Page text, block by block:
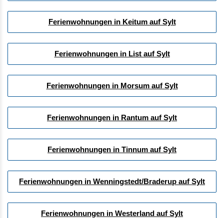
Ferienwohnungen in Keitum auf Sylt
Ferienwohnungen in List auf Sylt
Ferienwohnungen in Morsum auf Sylt
Ferienwohnungen in Rantum auf Sylt
Ferienwohnungen in Tinnum auf Sylt
Ferienwohnungen in Wenningstedt/Braderup auf Sylt
Ferienwohnungen in Westerland auf Sylt